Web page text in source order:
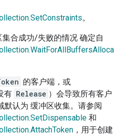
。
合成功/失败的情况 确定自
的客户端，或
有 Release ）会导致所有客户
默认为 缓冲区收集。请参阅
和
，用于创建